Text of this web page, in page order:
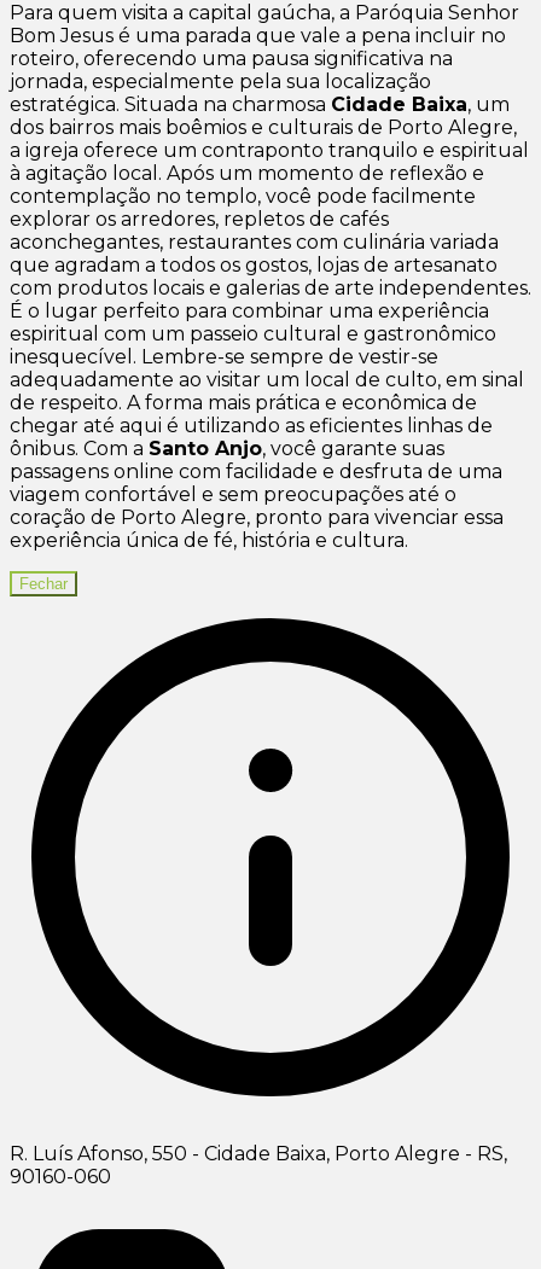
Para quem visita a capital gaúcha, a Paróquia Senhor
Bom Jesus é uma parada que vale a pena incluir no
roteiro, oferecendo uma pausa significativa na
jornada, especialmente pela sua localização
estratégica. Situada na charmosa Cidade Baixa, um
dos bairros mais boêmios e culturais de Porto Alegre,
a igreja oferece um contraponto tranquilo e espiritual
à agitação local. Após um momento de reflexão e
contemplação no templo, você pode facilmente
explorar os arredores, repletos de cafés
aconchegantes, restaurantes com culinária variada
que agradam a todos os gostos, lojas de artesanato
com produtos locais e galerias de arte independentes.
É o lugar perfeito para combinar uma experiência
espiritual com um passeio cultural e gastronômico
inesquecível. Lembre-se sempre de vestir-se
adequadamente ao visitar um local de culto, em sinal
de respeito. A forma mais prática e econômica de
chegar até aqui é utilizando as eficientes linhas de
ônibus. Com a Santo Anjo, você garante suas
passagens online com facilidade e desfruta de uma
viagem confortável e sem preocupações até o
coração de Porto Alegre, pronto para vivenciar essa
experiência única de fé, história e cultura.
Fechar
R. Luís Afonso, 550 - Cidade Baixa, Porto Alegre - RS,
90160-060